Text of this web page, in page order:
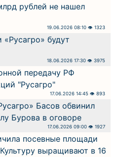
рублей не нашел
19.06.2026 08:10 👁 1323
будут
18.06.2026 17:30 👁 3975
передачу РФ
"Русагро"
17.06.2026 14:45 👁 893
Басов обвинил
Бурова в оговоре
17.06.2026 09:00 👁 1927
посевные площади
выращивают в 16